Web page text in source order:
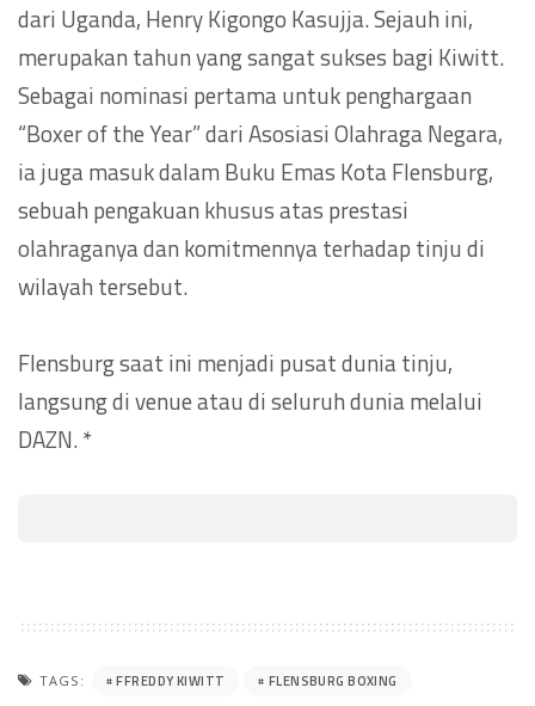
dari Uganda, Henry Kigongo Kasujja. Sejauh ini,
merupakan tahun yang sangat sukses bagi Kiwitt.
Sebagai nominasi pertama untuk penghargaan
“Boxer of the Year” dari Asosiasi Olahraga Negara,
ia juga masuk dalam Buku Emas Kota Flensburg,
sebuah pengakuan khusus atas prestasi
olahraganya dan komitmennya terhadap tinju di
wilayah tersebut.
Flensburg saat ini menjadi pusat dunia tinju,
langsung di venue atau di seluruh dunia melalui
DAZN. *
TAGS: FFREDDY KIWITT FLENSBURG BOXING